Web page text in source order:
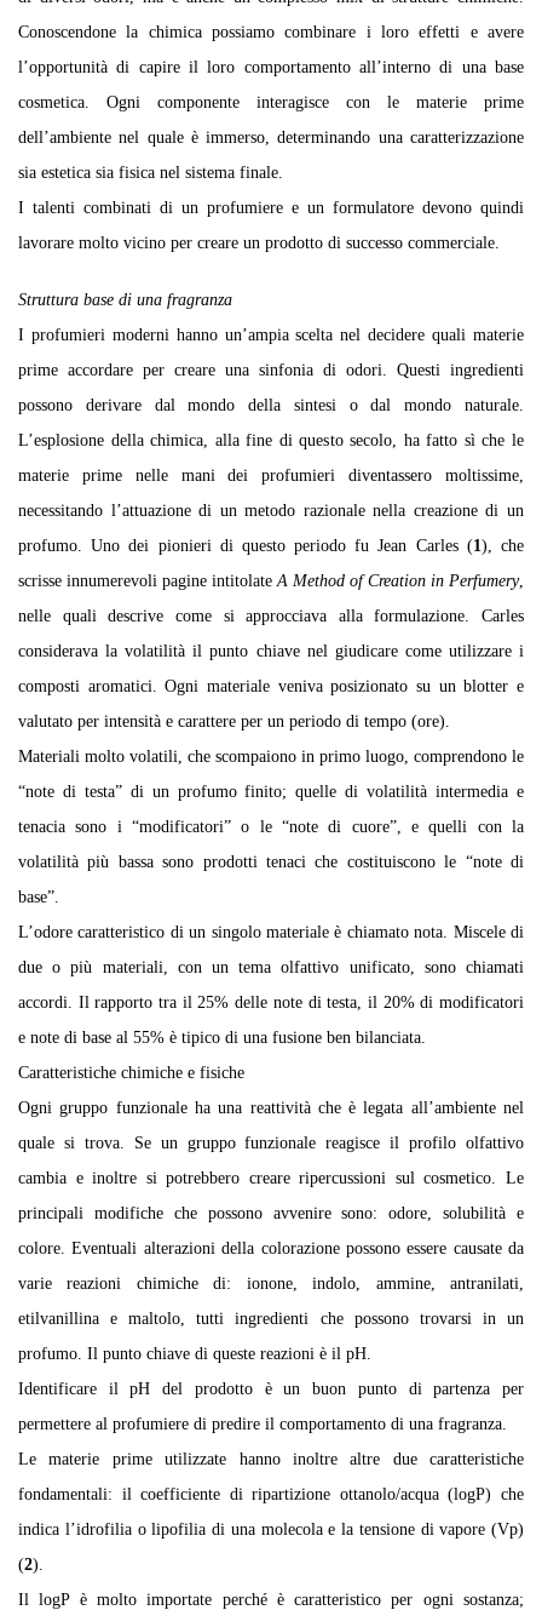
Conoscendone la chimica possiamo combinare i loro effetti e avere
l’opportunità di capire il loro comportamento all’interno di una base
cosmetica. Ogni componente interagisce con le materie prime
dell’ambiente nel quale è immerso, determinando una caratterizzazione
sia estetica sia fisica nel sistema finale.
I talenti combinati di un profumiere e un formulatore devono quindi
lavorare molto vicino per creare un prodotto di successo commerciale.
Struttura base di una fragranza
I profumieri moderni hanno un’ampia scelta nel decidere quali materie
prime accordare per creare una sinfonia di odori. Questi ingredienti
possono derivare dal mondo della sintesi o dal mondo naturale.
L’esplosione della chimica, alla fine di questo secolo, ha fatto sì che le
materie prime nelle mani dei profumieri diventassero moltissime,
necessitando l’attuazione di un metodo razionale nella creazione di un
profumo. Uno dei pionieri di questo periodo fu Jean Carles (1), che
scrisse innumerevoli pagine intitolate A Method of Creation in Perfumery,
nelle quali descrive come si approcciava alla formulazione. Carles
considerava la volatilità il punto chiave nel giudicare come utilizzare i
composti aromatici. Ogni materiale veniva posizionato su un blotter e
valutato per intensità e carattere per un periodo di tempo (ore).
Materiali molto volatili, che scompaiono in primo luogo, comprendono le
“note di testa” di un profumo finito; quelle di volatilità intermedia e
tenacia sono i “modificatori” o le “note di cuore”, e quelli con la
volatilità più bassa sono prodotti tenaci che costituiscono le “note di
base”.
L’odore caratteristico di un singolo materiale è chiamato nota. Miscele di
due o più materiali, con un tema olfattivo unificato, sono chiamati
accordi. Il rapporto tra il 25% delle note di testa, il 20% di modificatori
e note di base al 55% è tipico di una fusione ben bilanciata.
Caratteristiche chimiche e fisiche
Ogni gruppo funzionale ha una reattività che è legata all’ambiente nel
quale si trova. Se un gruppo funzionale reagisce il profilo olfattivo
cambia e inoltre si potrebbero creare ripercussioni sul cosmetico. Le
principali modifiche che possono avvenire sono: odore, solubilità e
colore. Eventuali alterazioni della colorazione possono essere causate da
varie reazioni chimiche di: ionone, indolo, ammine, antranilati,
etilvanillina e maltolo, tutti ingredienti che possono trovarsi in un
profumo. Il punto chiave di queste reazioni è il pH.
Identificare il pH del prodotto è un buon punto di partenza per
permettere al profumiere di predire il comportamento di una fragranza.
Le materie prime utilizzate hanno inoltre altre due caratteristiche
fondamentali: il coefficiente di ripartizione ottanolo/acqua (logP) che
indica l’idrofilia o lipofilia di una molecola e la tensione di vapore (Vp)
(2).
Il logP è molto importate perché è caratteristico per ogni sostanza;